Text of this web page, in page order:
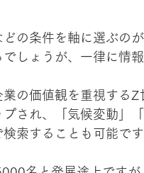
の条件を軸に選ぶのが
しょうが、一律に情
の価値観を重視するZ
され、「気候変動」「
索することも可能です